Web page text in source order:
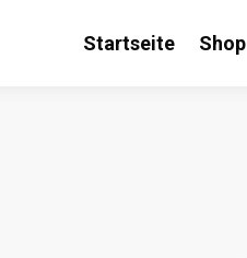
Startseite Shop